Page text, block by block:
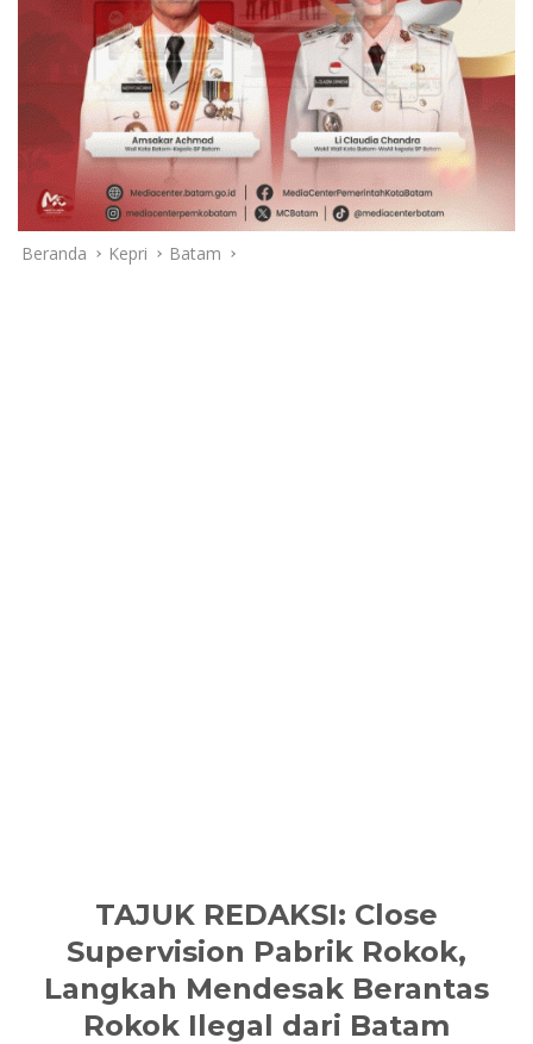
Beranda Kepri Batam
TAJUK REDAKSI: Close
Supervision Pabrik Rokok,
Langkah Mendesak Berantas
Rokok Ilegal dari Batam